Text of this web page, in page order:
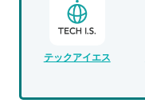
テックアイエス